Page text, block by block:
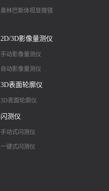
奥林巴斯体视显微镜
2D/3D影像量测仪
手动影像量测仪
自动影像量测仪
3D表面轮廓仪
3D表面轮廓仪
闪测仪
手动式闪测仪
一键式闪测仪